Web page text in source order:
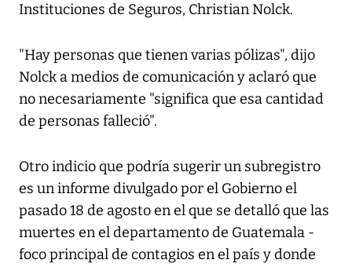
Instituciones de Seguros, Christian Nolck.
"Hay personas que tienen varias pólizas", dijo
Nolck a medios de comunicación y aclaró que
no necesariamente "significa que esa cantidad
de personas falleció".
Otro indicio que podría sugerir un subregistro
es un informe divulgado por el Gobierno el
pasado 18 de agosto en el que se detalló que las
muertes en el departamento de Guatemala -
foco principal de contagios en el país y donde